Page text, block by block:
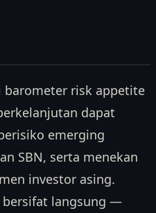
barometer risk appetite
dapat
emerging
SBN, serta menekan
investor asing.
bersifat langsung —